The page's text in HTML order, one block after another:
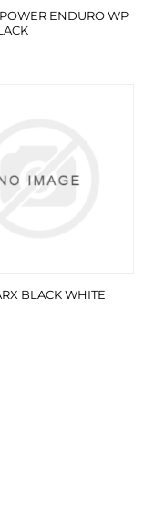
ENDURO WP
BLACK WHITE